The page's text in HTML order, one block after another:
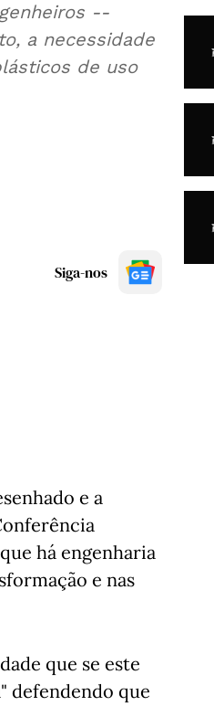
--
a necessidade
de uso
Siga-nos
e a
há engenharia
e nas
que se este
defendendo que